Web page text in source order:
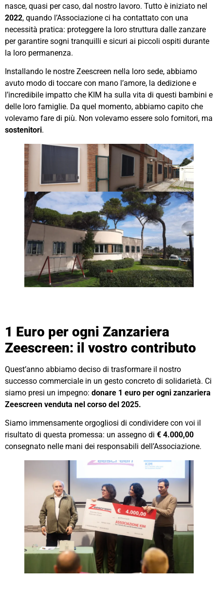
nasce, quasi per caso, dal nostro lavoro. Tutto è iniziato nel
2022, quando l’Associazione ci ha contattato con una
necessità pratica: proteggere la loro struttura dalle zanzare
per garantire sogni tranquilli e sicuri ai piccoli ospiti durante
la loro permanenza.
Installando le nostre Zeescreen nella loro sede, abbiamo
avuto modo di toccare con mano l’amore, la dedizione e
l’incredibile impatto che KIM ha sulla vita di questi bambini e
delle loro famiglie. Da quel momento, abbiamo capito che
volevamo fare di più. Non volevamo essere solo fornitori, ma
sostenitori.
1 Euro per ogni Zanzariera
Zeescreen: il vostro contributo
Quest’anno abbiamo deciso di trasformare il nostro
successo commerciale in un gesto concreto di solidarietà. Ci
siamo presi un impegno: donare 1 euro per ogni zanzariera
Zeescreen venduta nel corso del 2025.
Siamo immensamente orgogliosi di condividere con voi il
risultato di questa promessa: un assegno di € 4.000,00
consegnato nelle mani dei responsabili dell’Associazione.